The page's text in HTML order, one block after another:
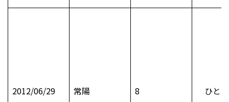
2012/06/29 常陽 8 ひと